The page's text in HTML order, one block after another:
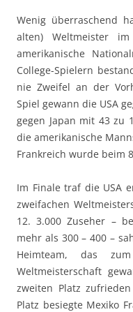
Wenig überraschend
alten) Weltmeister
amerikanische
College-Spielern
nie Zweifel an der
Spiel gewann die USA
gegen Japan mit 43
die amerikanische
Frankreich wurde beim
Im Finale traf die USA
zweifachen
12. 3.000 Zuseher –
mehr als 300 – 400 –
Heimteam, das
Weltmeisterschaft
zweiten Platz
Platz besiegte Mexiko